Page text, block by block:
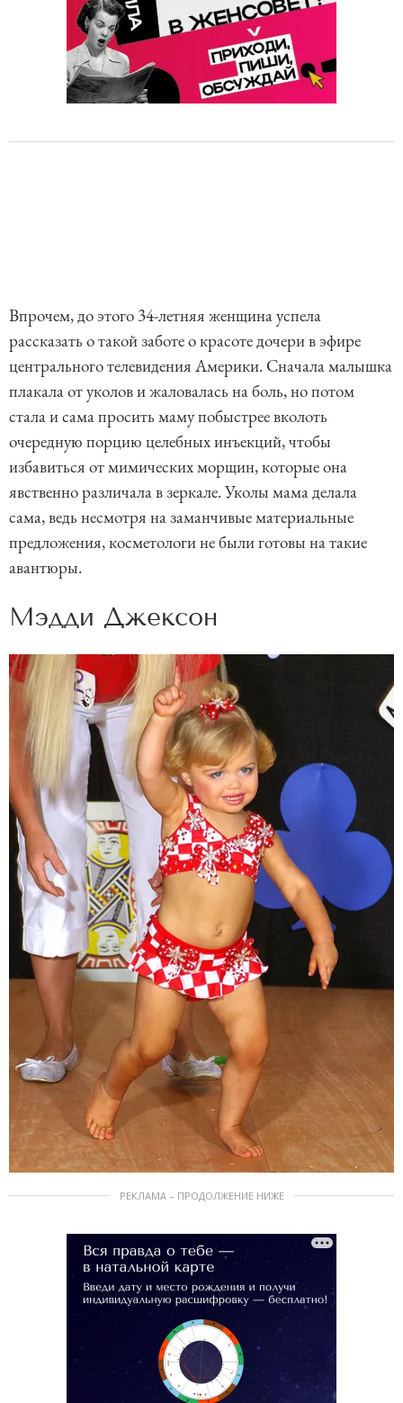
Впрочем, до этого 34-летняя женщина успела
рассказать о такой заботе о красоте дочери в эфире
центрального телевидения Америки. Сначала малышка
плакала от уколов и жаловалась на боль, но потом
стала и сама просить маму побыстрее вколоть
очередную порцию целебных инъекций, чтобы
избавиться от мимических морщин, которые она
явственно различала в зеркале. Уколы мама делала
сама, ведь несмотря на заманчивые материальные
предложения, косметологи не были готовы на такие
авантюры.
Мэдди Джексон
РЕКЛАМА – ПРОДОЛЖЕНИЕ НИЖЕ